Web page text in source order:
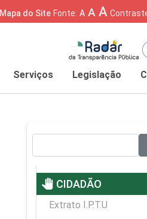
Mapa do Site Fonte: A A A
Serviços Legislação
pan_tool CIDADÃO
Extrato I.P.T.U